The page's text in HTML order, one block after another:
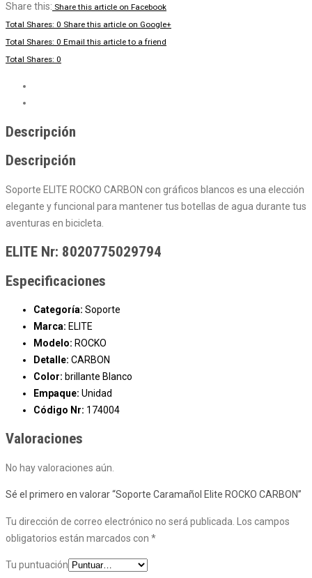
Share this: Share this article on Facebook
Total Shares: 0 Share this article on Google+
Total Shares: 0 Email this article to a friend
Total Shares: 0
Descripción
Descripción
Soporte ELITE ROCKO CARBON con gráficos blancos es una elección
elegante y funcional para mantener tus botellas de agua durante tus
aventuras en bicicleta.
ELITE Nr: 8020775029794
Especificaciones
Categoría: Soporte
Marca: ELITE
Modelo: ROCKO
Detalle: CARBON
Color: brillante Blanco
Empaque: Unidad
Código Nr: 174004
Valoraciones
No hay valoraciones aún.
Sé el primero en valorar “Soporte Caramañol Elite ROCKO CARBON”
Tu dirección de correo electrónico no será publicada.
Los campos
obligatorios están marcados con *
Tu puntuación